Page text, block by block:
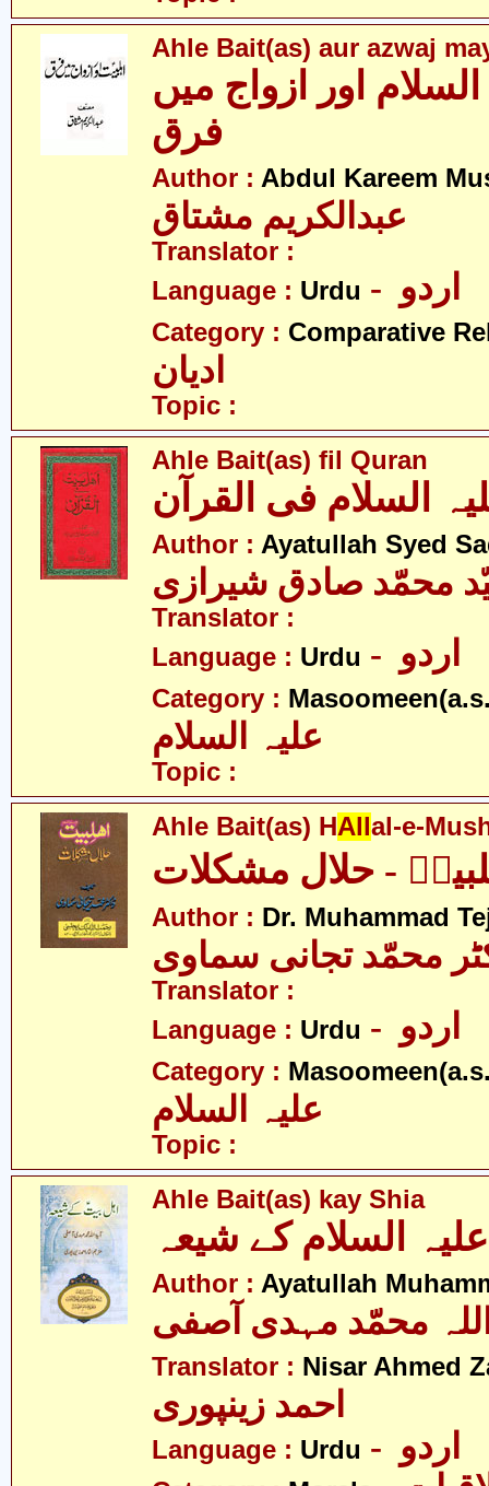
Ahle Bait(as) aur azwaj
اور ازواج میں
Author : Abdul Kareem
عبدالکریم مشتاق
Translator :
Language : Urdu
Category : Comparative
ادیان
Topic :
Ahle Bait(as) fil Quran
Author : Ayatullah Syed
محمّد صادق شیرازی
Translator :
Language : Urdu
Category :
Topic :
Ahle Bait(as) HAllal-e-
- حلال مشکلات
Author : Dr. Muhammad
محمّد تجانی سماوی
Translator :
Language : Urdu
Category :
Topic :
Ahle Bait(as) kay Shia
Author : Ayatullah
محمّد مہدی آصفی
Translator : Nisar Ahmed
احمد زینپوری
Language : Urdu